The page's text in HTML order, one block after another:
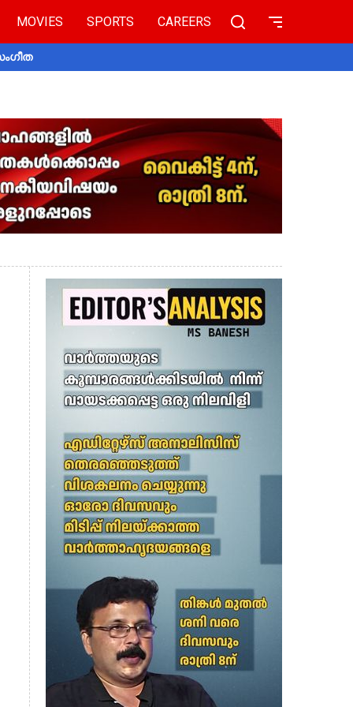
MOVIES SPORTS CAREERS